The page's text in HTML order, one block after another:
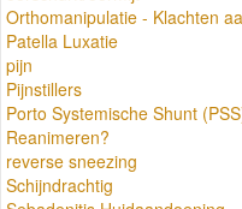
Orthomanipulatie - Klachten
Patella Luxatie
pijn
Pijnstillers
Porto Systemische Shunt
Reanimeren?
reverse sneezing
Schijndrachtig